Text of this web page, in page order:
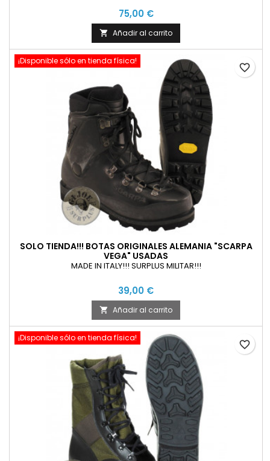
75,00 €
 Añadir al carrito
¡Disponible sólo en tienda física!
SOLO TIENDA!!! BOTAS ORIGINALES ALEMANIA "SCARPA
VEGA" USADAS
MADE IN ITALY!!! SURPLUS MILITAR!!!
39,00 €
 Añadir al carrito
favorite_border
¡Disponible sólo en tienda física!
favorite_border